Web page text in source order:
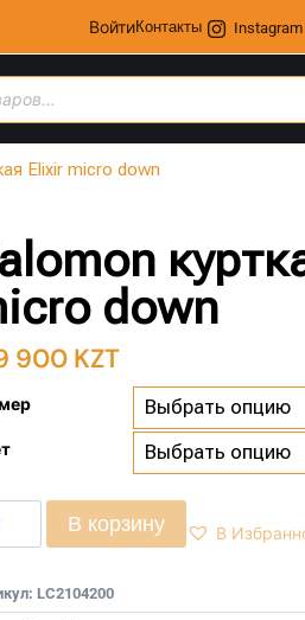
ВойтиКонтакты Instagram
Elixir micro down
down
900 KZT
В корзину В
LC2104200